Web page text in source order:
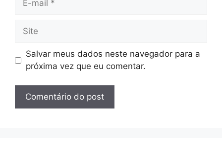
Site
Salvar meus dados neste navegador para a
próxima vez que eu comentar.